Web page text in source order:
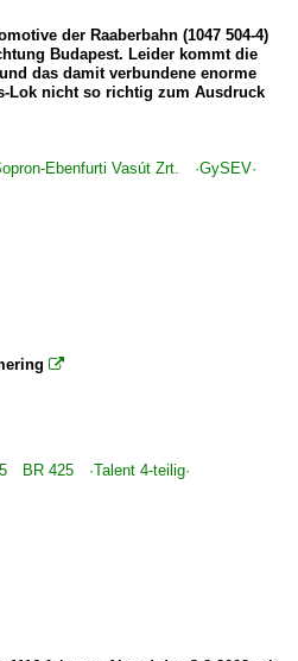
der Raaberbahn (1047 504-4)
Budapest. Leider kommt die
das damit verbundene enorme
Lok nicht so richtig zum Ausdruck
Ebenfurti Vasút Zrt. ·GySEV·

BR 425 ·Talent 4-teilig·